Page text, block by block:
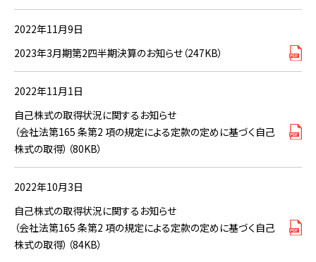
2022年11月9日
2023年3月期第2四半期決算のお知らせ（247KB）
2022年11月1日
自己株式の取得状況に関するお知らせ
（会社法第165 条第2 項の規定による定款の定めに基づく自己
株式の取得）（80KB）
2022年10月3日
自己株式の取得状況に関するお知らせ
（会社法第165 条第2 項の規定による定款の定めに基づく自己
株式の取得）（84KB）